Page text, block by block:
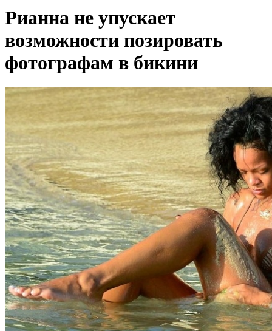
Рианна не упускает
возможности позировать
фотографам в бикини